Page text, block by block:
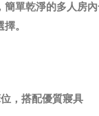
簡單乾淨的多人房
。
，搭配優質寢具